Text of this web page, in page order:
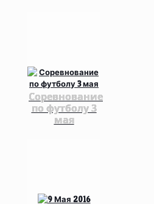
Соревнование
по футболу 3
мая